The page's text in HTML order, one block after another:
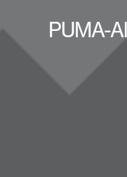
PUMA-